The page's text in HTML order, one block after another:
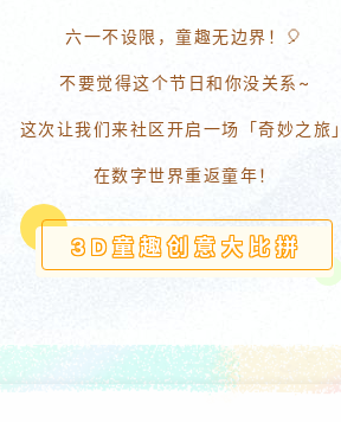
六一不设限，童趣无边界！🎈
不要觉得这个节日和你没关系~
这次让我们来社区开启一场「奇妙之旅」
在数字世界重返童年！
3D童趣创意大比拼